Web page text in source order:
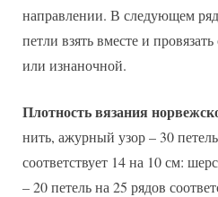
направлении. В следующем
петли взять вместе и
или изнаночной.
Плотность вязания
нить, ажурный узор – 30
соответствует 14 на 10 см:
– 20 петель на 25 рядов